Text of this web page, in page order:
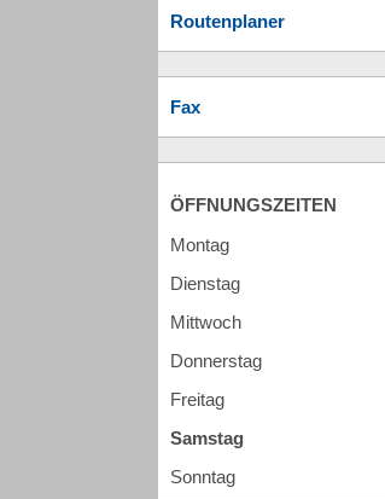
Routenplaner
Fax
ÖFFNUNGSZEITEN
Montag
Dienstag
Mittwoch
Donnerstag
Freitag
Samstag
Sonntag